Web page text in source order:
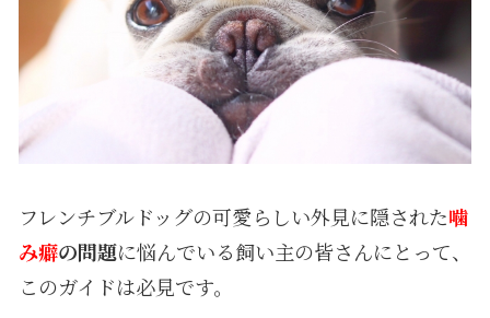
フレンチブルドッグの可愛らしい外見に隠された噛
み癖の問題に悩んでいる飼い主の皆さんにとって、
このガイドは必見です。